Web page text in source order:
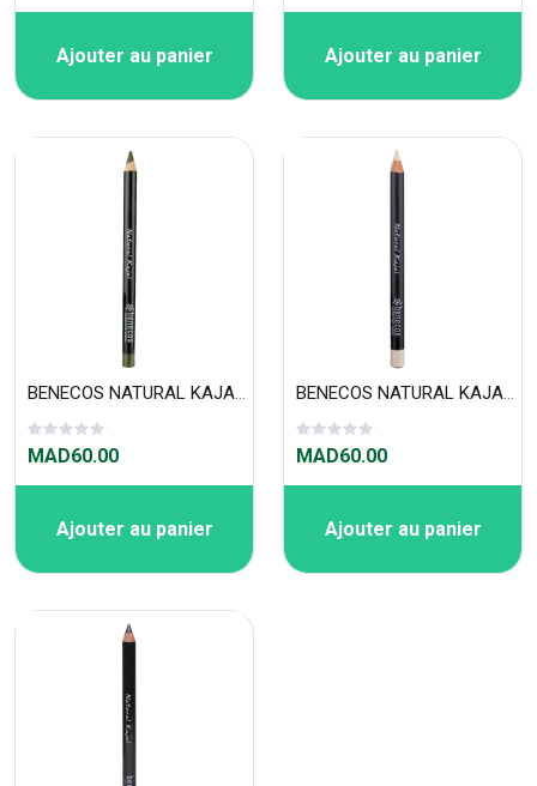
Ajouter au panier Ajouter au panier
BENECOS NATURAL KAJAL - OLIVE
MAD60.00
Ajouter au panier
BENECOS NATURAL KAJAL - BLANC
MAD60.00
Ajouter au panier